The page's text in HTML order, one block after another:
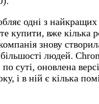
одні з
купити, вже кілька
знову
більшості людей.
суті, оновлена
і в ній є кілька